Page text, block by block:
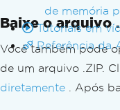
de memória
Tutoriais em
Referência da
Baixe o arquivo
Você também pode
de um arquivo .ZIP.
diretamente . Após